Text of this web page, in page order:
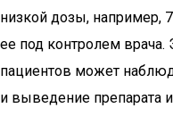
низкой дозы, например,
ее под контролем врача.
пациентов может
и выведение препарата